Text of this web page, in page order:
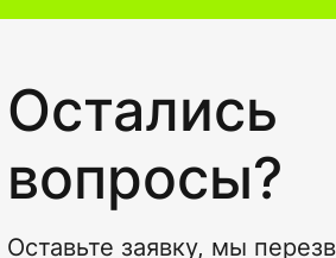
Остались
вопросы?
Оставьте заявку, мы